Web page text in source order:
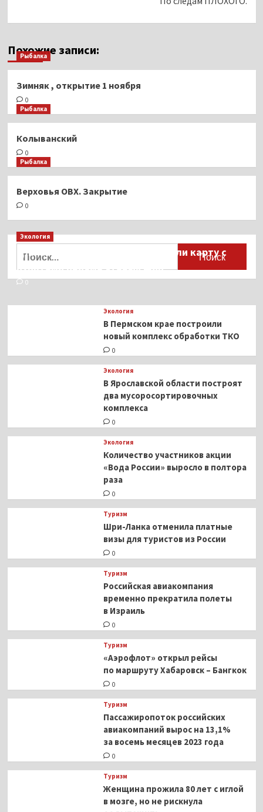
Похожие записи:
Рыбалка
Зимняк , открытие 1 ноября
0
Рыбалка
Колыванский
0
Рыбалка
Верховья ОВХ. Закрытие
0
Экология
Для автомобилистов разработали карту с
пунктами приёма старых шин
0
Экология
В Пермском крае построили
новый комплекс обработки ТКО
0
Экология
В Ярославской области построят
два мусоросортировочных
комплекса
0
Экология
Количество участников акции
«Вода России» выросло в полтора
раза
0
Туризм
Шри-Ланка отменила платные
визы для туристов из России
0
Туризм
Российская авиакомпания
временно прекратила полеты
в Израиль
0
Туризм
«Аэрофлот» открыл рейсы
по маршруту Хабаровск – Бангкок
0
Туризм
Пассажиропоток российских
авиакомпаний вырос на 13,1%
за восемь месяцев 2023 года
0
Туризм
Женщина прожила 80 лет с иглой
в мозге, но не рискнула